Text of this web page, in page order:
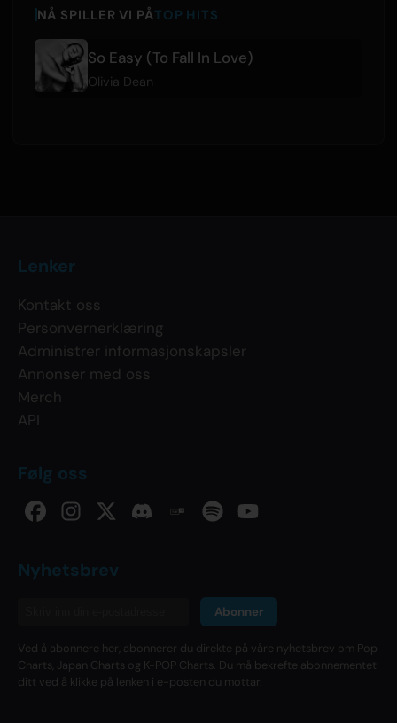
NÅ SPILLER VI PÅTOP HITS
So Easy (To Fall In Love)
Olivia Dean
Lenker
Kontakt oss
Personvernerklæring
Administrer informasjonskapsler
Annonser med oss
Merch
API
Følg oss
Nyhetsbrev
Abonner
Ved å abonnere her, abonnerer du direkte på våre nyhetsbrev om Pop
Charts, Japan Charts og K-POP Charts. Du må bekrefte abonnementet
ditt ved å klikke på lenken i e-posten du mottar.